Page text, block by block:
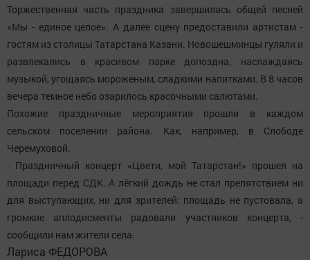
Торжественная часть праздника завершилась общей песней
«Мы - единое целое». А далее сцену предоставили артистам -
гостям из столицы Татарстана Казани. Новошешминцы гуляли и
развлекались в красивом парке допоздна, наслаждаясь
музыкой, угощаясь мороженым, сладкими напитками. В 8 часов
вечера темное небо озарилось красочными салютами.
Похожие праздничные мероприятия прошли в каждом
сельском поселении района. Как, например, в Слободе
Черемуховой.
- Праздничный концерт «Цвети, мой Татарстан!» прошел на
площади перед СДК. А лёгкий дождь не стал препятствием ни
для выступающих, ни для зрителей: площадь не пустовала, а
громкие аплодисменты радовали участников концерта, -
сообщили нам жители села.
Лариса ФЕДОРОВА